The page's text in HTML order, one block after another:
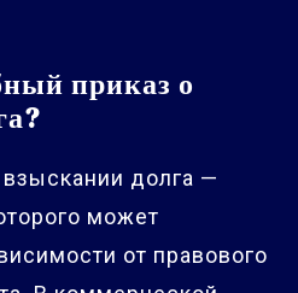
приказ о
долга —
может
от правового